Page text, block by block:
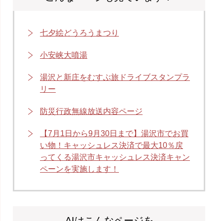
七夕絵どうろうまつり
小安峡大噴湯
湯沢と新庄をむすぶ旅ドライブスタンプラ
リー
防災行政無線放送内容ページ
【7月1日から9月30日まで】湯沢市でお買
い物！キャッシュレス決済で最大10％戻
ってくる湯沢市キャッシュレス決済キャン
ペーンを実施します！